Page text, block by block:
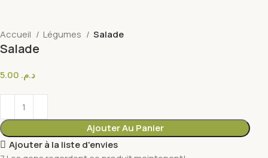
Accueil Légumes Salade
Salade
د.م.
Ajouter Au Panier
Ajouter à la liste d'envies